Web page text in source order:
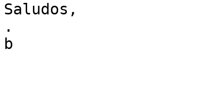
Saludos,
.
b